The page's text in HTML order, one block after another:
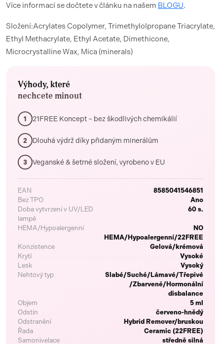
Více informací se dočtete v článku na našem BLOGU.
Složení:Acrylates Copolymer, Trimethylolpropane Triacrylate,
Ethyl Methacrylate, Ethyl Acetate, Dimethicone,
Microcrystalline Wax, Mica (minerals)
Výhody, které
nechcete minout
1 21FREE Koncept – bez škodlivých chemikálií
2 Dlouhá výdrž díky přidaným minerálům
3 Veganské & šetrné složení, vyrobeno v EU
EAN
8585041546851
Bez TPO
Ano
Doba vytvrzení v UV/LED
lampě
60 s.
HEMA/Hypoalergenní
NO
HEMA/Hypoalergenní/22FREE
Konzistence
Gelová/krémová
Krytí
Vysoké
Lesk
Vysoký
Nehtový typ
Slabé/Suché/Lámavé/Třepivé
/Zbarvené/Hormonální
disbalance
Objem
5 ml
Odstín
červeno-hnědý
Odstranění
Hybrid Remover/bruskou
Řada
Ceramic (22FREE)
Samonivelace
středně silná